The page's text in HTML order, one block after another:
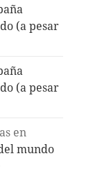
(a pesar
(a pesar
en
mundo